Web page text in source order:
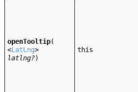
openTooltip(
<LatLng>
latlng?)
this